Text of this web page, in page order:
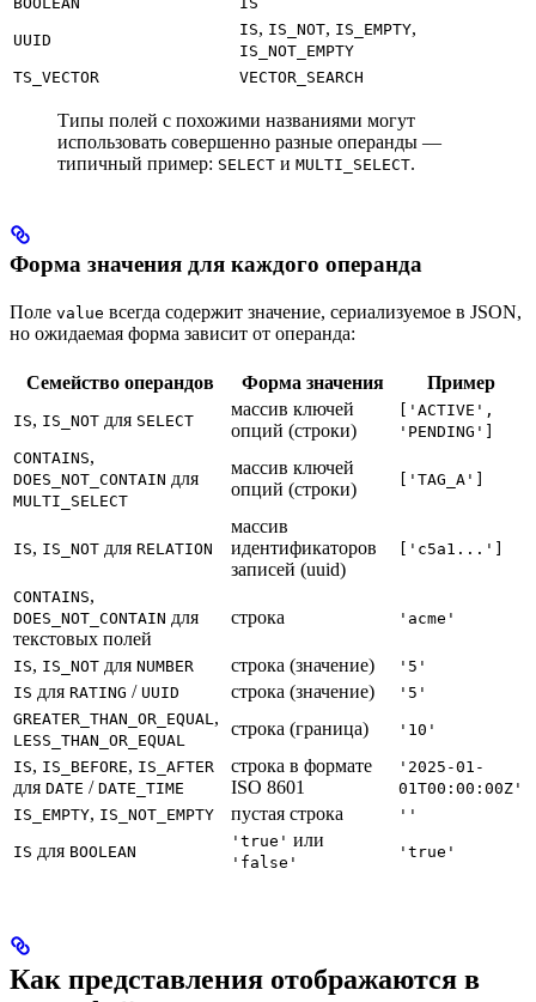
UUID
IS, IS_NOT, IS_EMPTY,
IS_NOT_EMPTY
TS_VECTOR
VECTOR_SEARCH
Типы полей с похожими названиями могут
использовать совершенно разные операнды —
типичный пример: SELECT и MULTI_SELECT.
Форма значения для каждого операнда
Поле value всегда содержит значение, сериализуемое в JSON,
но ожидаемая форма зависит от операнда:
Семейство операндов Форма значения Пример
IS, IS_NOT для SELECT
массив ключей
опций (строки)
['ACTIVE',
'PENDING']
CONTAINS,
DOES_NOT_CONTAIN для
MULTI_SELECT
массив ключей
опций (строки)
['TAG_A']
IS, IS_NOT для RELATION
массив
идентификаторов
записей (uuid)
['c5a1...']
CONTAINS,
DOES_NOT_CONTAIN для
текстовых полей
строка 'acme'
IS, IS_NOT для NUMBER строка (значение)
'5'
IS для RATING / UUID строка (значение)
'5'
GREATER_THAN_OR_EQUAL ,
LESS_THAN_OR_EQUAL
строка (граница) '10'
IS, IS_BEFORE, IS_AFTER
для DATE / DATE_TIME
строка в формате
ISO 8601
'2025-01-
01T00:00:00Z'
IS_EMPTY, IS_NOT_EMPTY пустая строка ''
IS для BOOLEAN
'true' или
'false'
'true'
Как представления отображаются в